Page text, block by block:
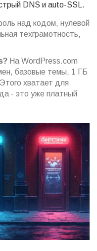
DNS и auto-SSL.
над кодом, нулевой
техграмотность,
На WordPress.com
базовые темы, 1 ГБ
хватает для
- это уже платный